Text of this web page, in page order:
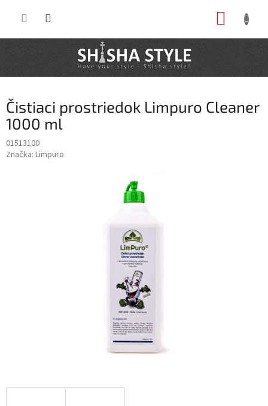
Čistiaci prostriedok Limpuro Cleaner
1000 ml
01513100
Značka: Limpuro